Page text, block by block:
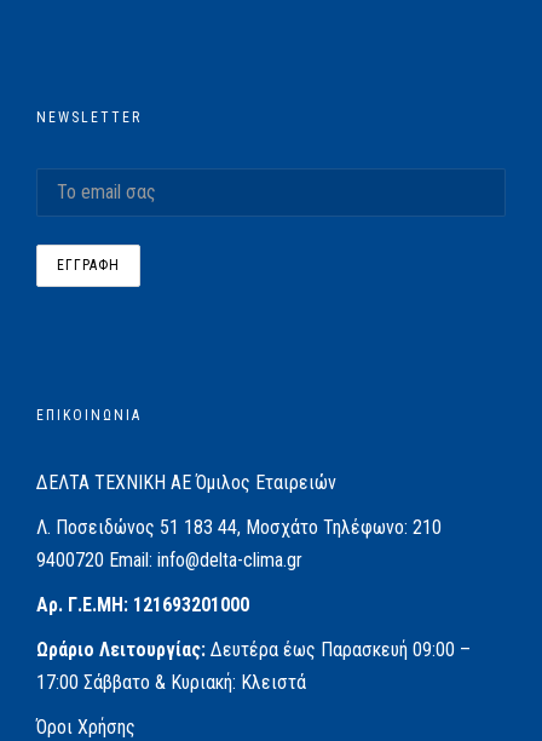
NEWSLETTER
ΕΠΙΚΟΙΝΩΝΙΑ
ΔΕΛΤΑ ΤΕΧΝΙΚΗ ΑΕΌμιλος Εταιρειών
Λ. Ποσειδώνος 51 183 44, Μοσχάτο Τηλέφωνο: 210
9400720 Email: info@delta-clima.gr
Αρ. Γ.Ε.ΜΗ: 121693201000
Ωράριο Λειτουργίας: Δευτέρα έως Παρασκευή 09:00 –
17:00 Σάββατο & Κυριακή: Κλειστά
Όροι Χρήσης